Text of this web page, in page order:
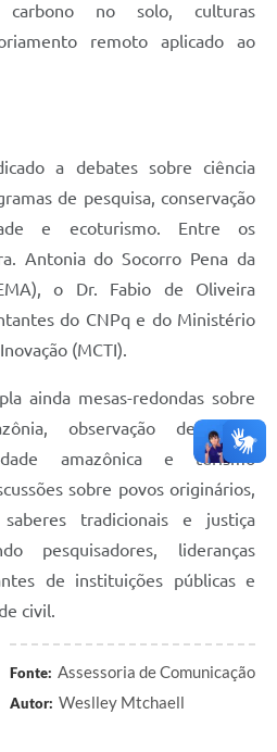
carbono no solo, culturas
remoto aplicado ao
a debates sobre ciência
de pesquisa, conservação
e ecoturismo. Entre os
Antonia do Socorro Pena da
o Dr. Fabio de Oliveira
do CNPq e do Ministério
(MCTI).
ainda mesas-redondas sobre
observação de aves,
amazônica e turismo
sobre povos originários,
tradicionais e justiça
pesquisadores, lideranças
de instituições públicas e
civil.
Fonte: Assessoria de Comunicação
Autor: Weslley Mtchaell